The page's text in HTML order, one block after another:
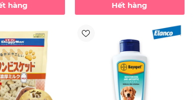
hàng Hết hàng